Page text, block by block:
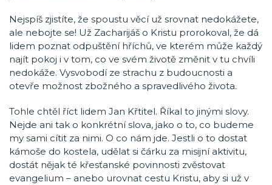
Nejspíš zjistíte, že spoustu věcí už srovnat nedokážete,
ale nebojte se! Už Zacharijáš o Kristu prorokoval, že dá
lidem poznat odpuštění hříchů, ve kterém může každý
najít pokoj i v tom, co ve svém životě změnit v tu chvíli
nedokáže. Vysvobodí ze strachu z budoucnosti a
otevře možnost zbožného a spravedlivého života.
Tohle chtěl říct lidem Jan Křtitel. Říkal to jinými slovy.
Nejde ani tak o konkrétní slova, jako o to, co budeme
my sami cítit za nimi. O co nám jde. Jestli o to dostat
kámoše do kostela, udělat si čárku za misijní aktivitu,
dostát nějak té křesťanské povinnosti zvěstovat
evangelium – anebo urovnat cestu Kristu, aby si už v